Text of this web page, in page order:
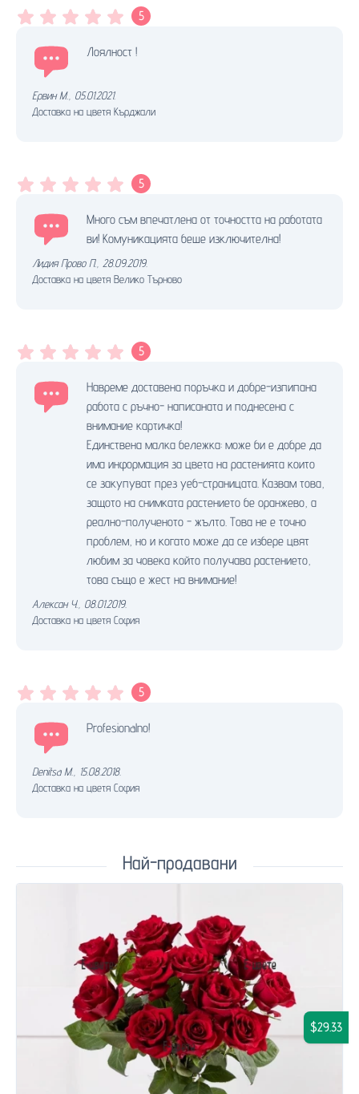
5
Лоялност !
Ервин М. 05.01.2021.
Доставка на цветя Кърджали
5
Много съм впечатлена от точността на работата
ви! Комуникацията беше изключителна!
Лидия Прово П. 28.09.2019.
Доставка на цветя Велико Търново
5
Навреме доставена поръчка и добре-изпипана
работа с ръчно- написаната и поднесена с
внимание картичка!
Единствена малка бележка: може би е добре да
има информация за цвета на растенията които
се закупуват през уеб-страницата. Казвам това,
защото на снимката растението бе оранжево, а
реално-полученото - жълто. Това не е точно
проблем, но и когато може да се избере цвят
любим за човека който получава растението,
това също е жест на внимание!
Алексан Ч. 08.01.2019.
Доставка на цветя София
5
Profesionalno!
Denitsa M.
15.08.2018.
Доставка на цветя София
Най-продавани
$29.33